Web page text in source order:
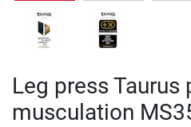
Leg press
musculation